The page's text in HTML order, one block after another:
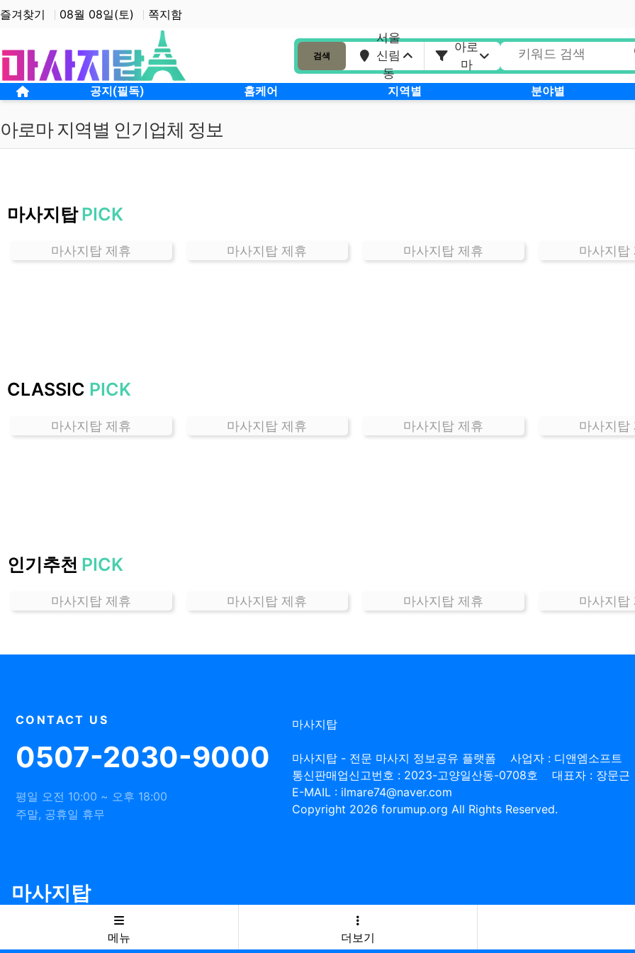
상단 네비
즐겨찾기 08월 08일(토) 쪽지함
검색
서울
신림
동
아로
마
메인 메뉴 공지(필독) 홈케어 지역별 분야별
홈으로
아로마 지역별 인기업체 정보
신
가
격
천
마사지탑 PICK
마사지탑 제휴 마사지탑 제휴 마사지탑 제휴 마사지탑
CLASSIC PICK
마사지탑 제휴 마사지탑 제휴 마사지탑 제휴 마사지탑
인기추천 PICK
마사지탑 제휴 마사지탑 제휴 마사지탑 제휴 마사지탑
CONTACT US
0507-2030-9000
평일 오전 10:00 ~ 오후 18:00
주말, 공휴일 휴무
마사지탑
마사지탑 - 전문 마사지 정보공유 플랫폼
사업자 : 디앤엠소프트
통신판매업신고번호 : 2023-고양일산동-0708호
대표자 : 장문근
E-MAIL : ilmare74@naver.com
Copyright 2026 forumup.org All Rights Reserved.
마사지탑
메뉴
더보기